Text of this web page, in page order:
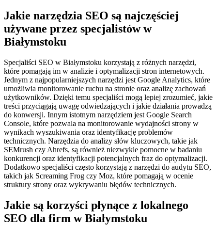
Jakie narzędzia SEO są najczęściej
używane przez specjalistów w
Białymstoku
Specjaliści SEO w Białymstoku korzystają z różnych narzędzi,
które pomagają im w analizie i optymalizacji stron internetowych.
Jednym z najpopularniejszych narzędzi jest Google Analytics, które
umożliwia monitorowanie ruchu na stronie oraz analizę zachowań
użytkowników. Dzięki temu specjaliści mogą lepiej zrozumieć, jakie
treści przyciągają uwagę odwiedzających i jakie działania prowadzą
do konwersji. Innym istotnym narzędziem jest Google Search
Console, które pozwala na monitorowanie wydajności strony w
wynikach wyszukiwania oraz identyfikację problemów
technicznych. Narzędzia do analizy słów kluczowych, takie jak
SEMrush czy Ahrefs, są również niezwykle pomocne w badaniu
konkurencji oraz identyfikacji potencjalnych fraz do optymalizacji.
Dodatkowo specjaliści często korzystają z narzędzi do audytu SEO,
takich jak Screaming Frog czy Moz, które pomagają w ocenie
struktury strony oraz wykrywaniu błędów technicznych.
Jakie są korzyści płynące z lokalnego
SEO dla firm w Białymstoku